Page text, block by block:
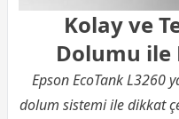
Kolay ve
Dolumu ile
Epson EcoTank L3260
dolum sistemi ile dikkat